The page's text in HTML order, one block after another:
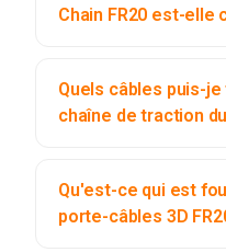
Chain FR20 est-elle
Quels câbles puis-
chaîne de traction
Qu'est-ce qui est
porte-câbles 3D